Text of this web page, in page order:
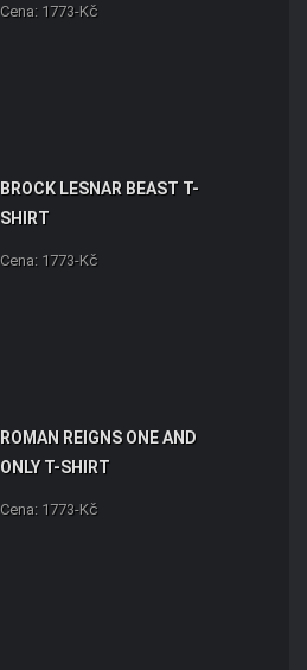
Cena: 1773-Kč
BROCK LESNAR BEAST T-
SHIRT
Cena: 1773-Kč
ROMAN REIGNS ONE AND
ONLY T-SHIRT
Cena: 1773-Kč